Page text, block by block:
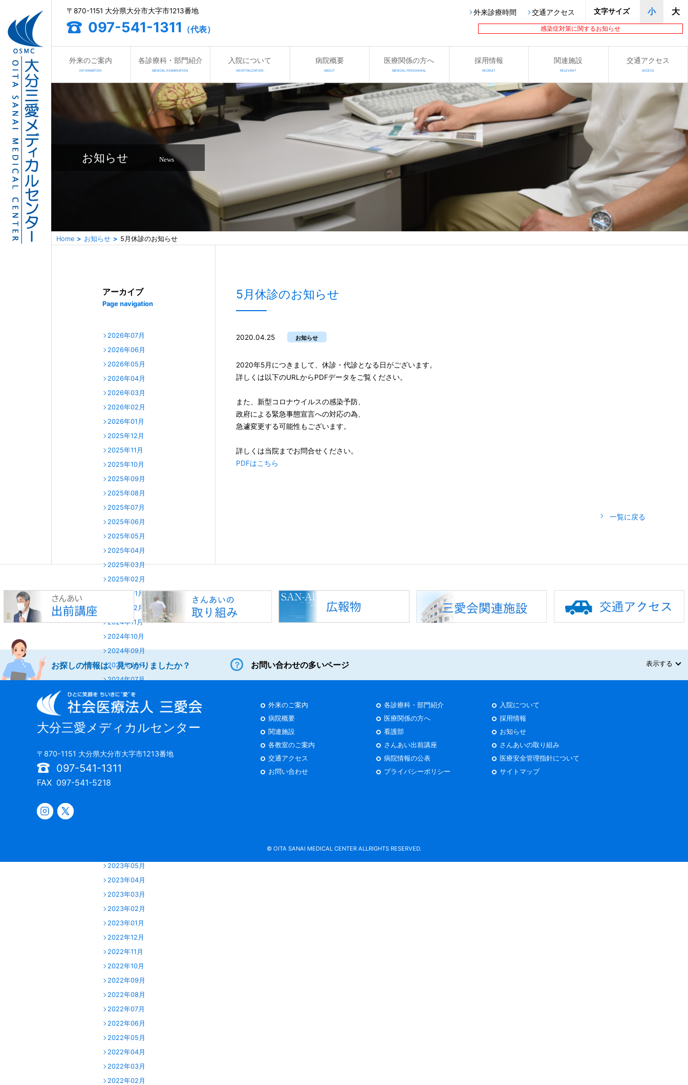
感染症対策に関するお知らせ
〒870-1151 大分県大分市大字市1213番地
097-541-1311 （代表）
外来診療時間 交通アクセス 文字サイズ 小 大
外来のご案内
INFORMATION
各診療科・部門紹介
MEDICAL EXAMINATION
入院について
HOSPITALIZATION
病院概要
ABOUT
医療関係の方へ
MEDICAL PERSONNAL
採用情報
RECRUIT
関連施設
RELEVANT
交通アクセス
ACCESS
お知らせ News
Home お知らせ 5月休診のお知らせ
5月休診のお知らせ
2020.04.25 お知らせ
2020年5月につきまして、休診・代診となる日がございます。
詳しくは以下のURLからPDFデータをご覧ください。
また、新型コロナウイルスの感染予防、
政府による緊急事態宣言への対応の為、
急遽変更する可能性もございます。
詳しくは当院までお問合せください。
PDFはこちら
一覧に戻る
アーカイブ
Page navigation
2026年07月
2026年06月
2026年05月
2026年04月
2026年03月
2026年02月
2026年01月
2025年12月
2025年11月
2025年10月
2025年09月
2025年08月
2025年07月
2025年06月
2025年05月
2025年04月
2025年03月
2025年02月
2025年01月
2024年12月
2024年11月
2024年10月
2024年09月
2024年08月
2024年07月
2024年06月
2024年05月
2024年04月
2024年02月
2024年01月
2023年12月
2023年05月
2023年04月
2023年03月
2023年02月
2023年01月
2022年12月
2022年11月
2022年10月
2022年09月
2022年08月
2022年07月
2022年06月
2022年05月
2022年04月
2022年03月
2022年02月
お探しの情報は、見つかりましたか？ お問い合わせの多いページ 表示する
大分三愛メディカルセンター
〒870-1151 大分県大分市大字市1213番地
097-541-1311
FAX 097-541-5218
外来のご案内 各診療科・部門紹介
入院について
病院概要
医療関係の方へ
採用情報
関連施設
看護部
お知らせ
各教室のご案内
さんあい出前講座
さんあいの取り組み
交通アクセス
病院情報の公表
医療安全管理指針について
お問い合わせ
プライバシーポリシー サイトマップ
© OITA SANAI MEDICAL CENTER ALLRIGHTS RESERVED.